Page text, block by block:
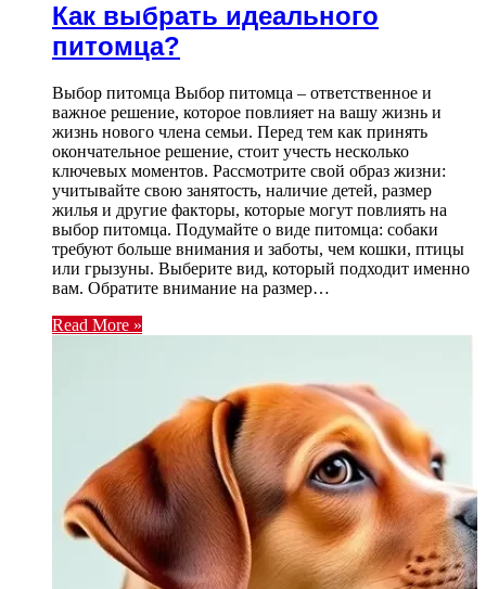
Как выбрать идеального
питомца?
Выбор питомца Выбор питомца – ответственное и
важное решение, которое повлияет на вашу жизнь и
жизнь нового члена семьи. Перед тем как принять
окончательное решение, стоит учесть несколько
ключевых моментов. Рассмотрите свой образ жизни:
учитывайте свою занятость, наличие детей, размер
жилья и другие факторы, которые могут повлиять на
выбор питомца. Подумайте о виде питомца: собаки
требуют больше внимания и заботы, чем кошки, птицы
или грызуны. Выберите вид, который подходит именно
вам. Обратите внимание на размер…
Read More »